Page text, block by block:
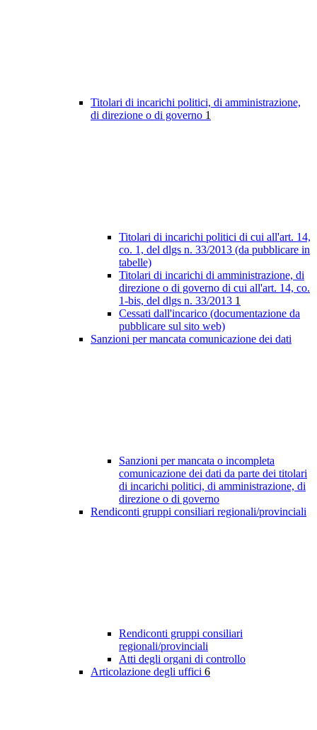
Titolari di incarichi politici, di amministrazione,
di direzione o di governo 1
Titolari di incarichi politici di cui all'art. 14,
co. 1, del dlgs n. 33/2013 (da pubblicare in
tabelle)
Titolari di incarichi di amministrazione, di
direzione o di governo di cui all'art. 14, co.
1-bis, del dlgs n. 33/2013 1
Cessati dall'incarico (documentazione da
pubblicare sul sito web)
Sanzioni per mancata comunicazione dei dati
Sanzioni per mancata o incompleta
comunicazione dei dati da parte dei titolari
di incarichi politici, di amministrazione, di
direzione o di governo
Rendiconti gruppi consiliari regionali/provinciali
Rendiconti gruppi consiliari
regionali/provinciali
Atti degli organi di controllo
Articolazione degli uffici 6